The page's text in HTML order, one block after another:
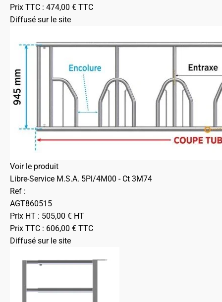
Prix TTC : 474,00 € TTC
Diffusé sur le site
Voir le produit
Libre-Service M.S.A. 5Pl/4M00 - Ct 3M74
Ref :
AGT860515
Prix HT : 505,00 € HT
Prix TTC : 606,00 € TTC
Diffusé sur le site